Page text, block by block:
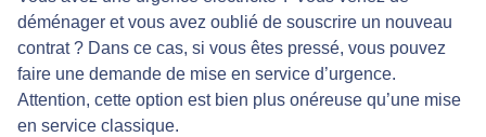
déménager et vous avez oublié de souscrire un nouveau
contrat ? Dans ce cas, si vous êtes pressé, vous pouvez
faire une demande de mise en service d’urgence.
Attention, cette option est bien plus onéreuse qu’une mise
en service classique.